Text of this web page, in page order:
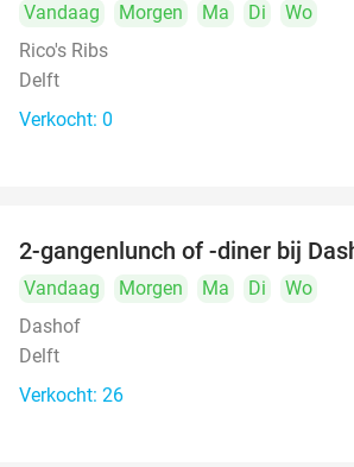
Vandaag Morgen Ma Di
Wo
Rico's Ribs
Delft
Verkocht: 0
2-gangenlunch of -diner bij
Vandaag Morgen Ma Di
Wo
Dashof
Delft
Verkocht: 26